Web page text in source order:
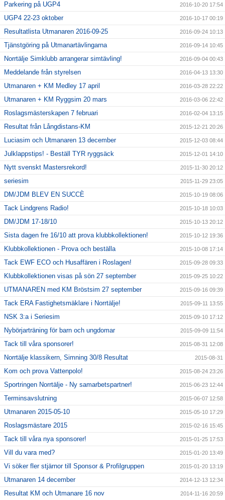
Parkering på UGP4 2016-10-20 17:54
UGP4 22-23 oktober 2016-10-17 00:19
Resultatlista Utmanaren 2016-09-25 2016-09-24 10:13
Tjänstgöring på Utmanartävlingarna 2016-09-14 10:45
Norrtälje Simklubb arrangerar simtävling! 2016-09-04 00:43
Meddelande från styrelsen 2016-04-13 13:30
Utmanaren + KM Medley 17 april 2016-03-28 22:22
Utmanaren + KM Ryggsim 20 mars 2016-03-06 22:42
Roslagsmästerskapen 7 februari 2016-02-04 13:15
Resultat från Långdistans-KM 2015-12-21 20:26
Luciasim och Utmanaren 13 december 2015-12-03 08:44
Julklappstips! - Beställ TYR ryggsäck 2015-12-01 14:10
Nytt svenskt Mastersrekord! 2015-11-30 20:12
seriesim 2015-11-29 23:05
DM/JDM BLEV EN SUCCÈ 2015-10-19 08:06
Tack Lindgrens Radio! 2015-10-18 10:03
DM/JDM 17-18/10 2015-10-13 20:12
Sista dagen fre 16/10 att prova klubbkollektionen! 2015-10-12 19:36
Klubbkollektionen - Prova och beställa 2015-10-08 17:14
Tack EWF ECO och Husaffären i Roslagen! 2015-09-28 09:33
Klubbkollektionen visas på sön 27 september 2015-09-25 10:22
UTMANAREN med KM Bröstsim 27 september 2015-09-16 09:39
Tack ERA Fastighetsmäklare i Norrtälje! 2015-09-11 13:55
NSK 3:a i Seriesim 2015-09-10 17:12
Nybörjarträning för barn och ungdomar 2015-09-09 11:54
Tack till våra sponsorer! 2015-08-31 12:08
Norrtälje klassikern, Simning 30/8 Resultat 2015-08-31
Kom och prova Vattenpolo! 2015-08-24 23:26
Sportringen Norrtälje - Ny samarbetspartner! 2015-06-23 12:44
Terminsavslutning 2015-06-07 12:58
Utmanaren 2015-05-10 2015-05-10 17:29
Roslagsmästare 2015 2015-02-16 15:45
Tack till våra nya sponsorer! 2015-01-25 17:53
Vill du vara med? 2015-01-20 13:49
Vi söker fler stjärnor till Sponsor & Profilgruppen 2015-01-20 13:19
Utmanaren 14 december 2014-12-13 12:34
Resultat KM och Utmanare 16 nov 2014-11-16 20:59